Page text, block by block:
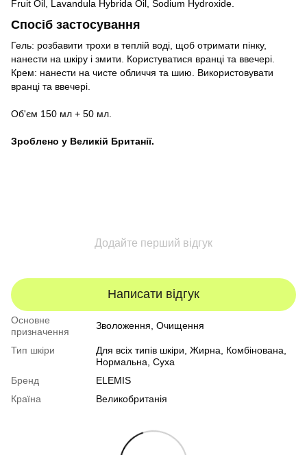
Fruit Oil, Lavandula Hybrida Oil, Sodium Hydroxide.
Спосіб застосування
Гель: розбавити трохи в теплій воді, щоб отримати пінку,
нанести на шкіру і змити. Користуватися вранці та ввечері.
Крем: нанести на чисте обличчя та шию. Використовувати
вранці та ввечері.
Об'єм 150 мл + 50 мл.
Зроблено у Великій Британії.
Додайте перший відгук
Написати відгук
Основне
призначення
Зволоження, Очищення
Тип шкіри
Для всіх типів шкіри, Жирна, Комбінована,
Нормальна, Суха
Бренд
ELEMIS
Країна
Великобританія